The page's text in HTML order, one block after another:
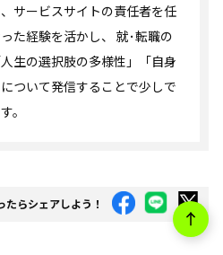
サービスサイトの責任者を任
た経験を活かし、 就･転職の
生の選択肢の多様性」「自身
ついて発信することで少しで
。
らシェアしよう！